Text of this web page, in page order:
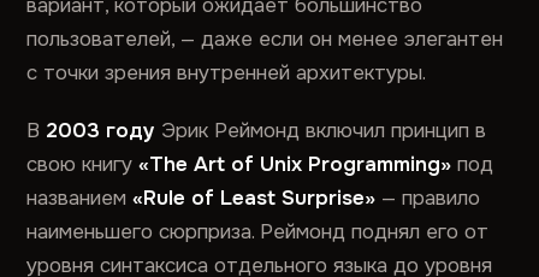
вариант, который ожидает большинство
пользователей, — даже если он менее элегантен
с точки зрения внутренней архитектуры.
В 2003 году Эрик Реймонд включил принцип в
свою книгу«The Art of Unix Programming» под
названием«Rule of Least Surprise» — правило
наименьшего сюрприза. Реймонд поднял его от
уровня синтаксиса отдельного языка до уровня